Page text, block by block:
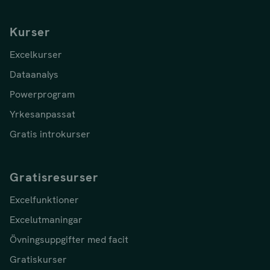
Kurser
Excelkurser
Dataanalys
Powerprogram
Yrkesanpassat
Gratis introkurser
Gratisresurser
Excelfunktioner
Excelutmaningar
Övningsuppgifter med facit
Gratiskurser